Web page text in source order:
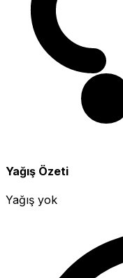
Yağış Özeti
Yağış yok